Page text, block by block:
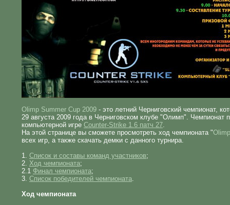
Olimp Summer Cup 2009 - это летний Черниговский чемпионат,
29 августа 2009 года в Черниговском клубе "Олимп". Чемпионат
компьютерной игре Counter-Strike 1.6 патч 27.
На этой странице вы сможете просмотреть ход чемпионата "Olimp
всех игр, а также скачать демки с данного турнира.
1. Список и составы команд участников;
2. Ход чемпионата;
2.1 Финал чемпионата;
3. Список победителей чемпионата.
Ход чемпионата